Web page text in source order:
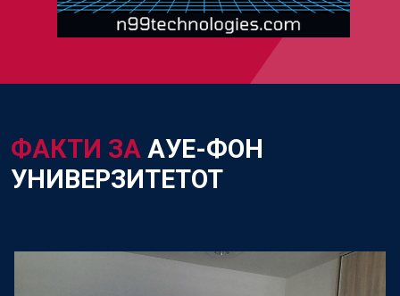
ФАКТИ ЗА АУЕ-ФОН
УНИВЕРЗИТЕТОТ